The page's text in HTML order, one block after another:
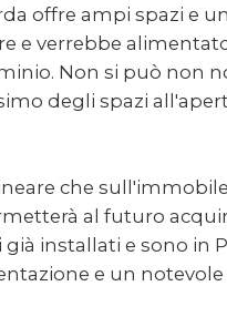
offre ampi spazi e
e verrebbe
Non si può non
degli spazi
che
al futuro
installati e sono in
e un